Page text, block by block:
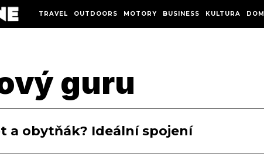
TRAVEL OUTDOORS MOTORY BUSINESS KULTURA
guru
a obytňák? Ideální spojení